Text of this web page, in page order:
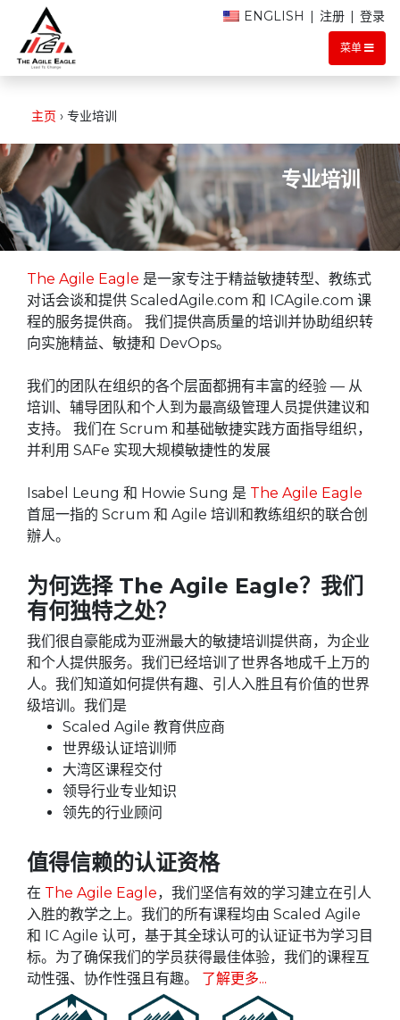
菜单
ENGLISH | 注册 | 登录
主页 › 专业培训
专业培训
The Agile Eagle 是一家专注于精益敏捷转型、教练式
对话会谈和提供 ScaledAgile.com 和 ICAgile.com 课
程的服务提供商。 我们提供高质量的培训并协助组织转
向实施精益、敏捷和 DevOps。
我们的团队在组织的各个层面都拥有丰富的经验 — 从
培训、辅导团队和个人到为最高级管理人员提供建议和
支持。 我们在 Scrum 和基础敏捷实践方面指导组织，
并利用 SAFe 实现大规模敏捷性的发展
Isabel Leung 和 Howie Sung 是 The Agile Eagle
首屈一指的 Scrum 和 Agile 培训和教练组织的联合创
辦人。
为何选择 The Agile Eagle？我们
有何独特之处？
我们很自豪能成为亚洲最大的敏捷培训提供商，为企业
和个人提供服务。我们已经培训了世界各地成千上万的
人。我们知道如何提供有趣、引人入胜且有价值的世界
级培训。我们是
Scaled Agile 教育供应商
世界级认证培训师
大湾区课程交付
领导行业专业知识
领先的行业顾问
值得信赖的认证资格
在 The Agile Eagle，我们坚信有效的学习建立在引人
入胜的教学之上。我们的所有课程均由 Scaled Agile
和 IC Agile 认可，基于其全球认可的认证证书为学习目
标。为了确保我们的学员获得最佳体验，我们的课程互
动性强、协作性强且有趣。 了解更多...